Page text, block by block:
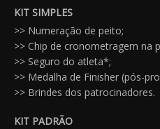
KIT SIMPLES
>> Numeração de peito;
>> Chip de cronometragem na
>> Seguro do atleta*;
>> Medalha de Finisher (pós-
>> Brindes dos patrocinadores.
KIT PADRÃO